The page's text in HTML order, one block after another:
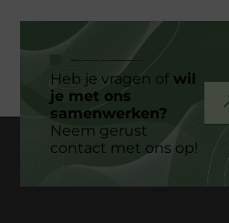
Heb je vragen ofwil
je met ons
samenwerken?
Neem gerust
contact met ons op!